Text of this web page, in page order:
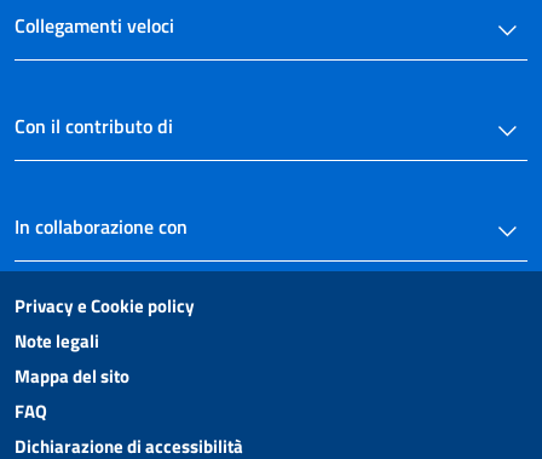
Collegamenti veloci
Con il contributo di
In collaborazione con
Privacy e Cookie policy
Note legali
Mappa del sito
FAQ
Dichiarazione di accessibilità